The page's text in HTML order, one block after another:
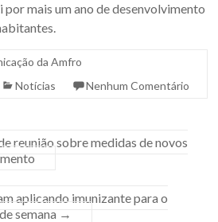
mais um ano de desenvolvimento
da Amfro
Notícias Nenhum Comentário
reunião sobre medidas de novos
aplicando imunizante para o
semana →